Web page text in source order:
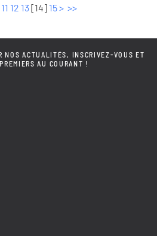
11 12 13[14] 15> >>
NOS ACTUALITÉS, INSCRIVEZ-VOUS ET
AU COURANT !